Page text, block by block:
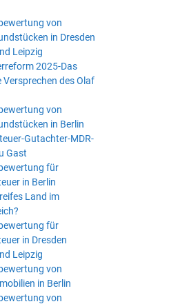
von
in Dresden
Leipzig
2025-Das
Versprechen des Olaf
von
in Berlin
Gutachter-MDR-
Gast
für
in Berlin
Land im
für
in Dresden
Leipzig
von
in Berlin
von